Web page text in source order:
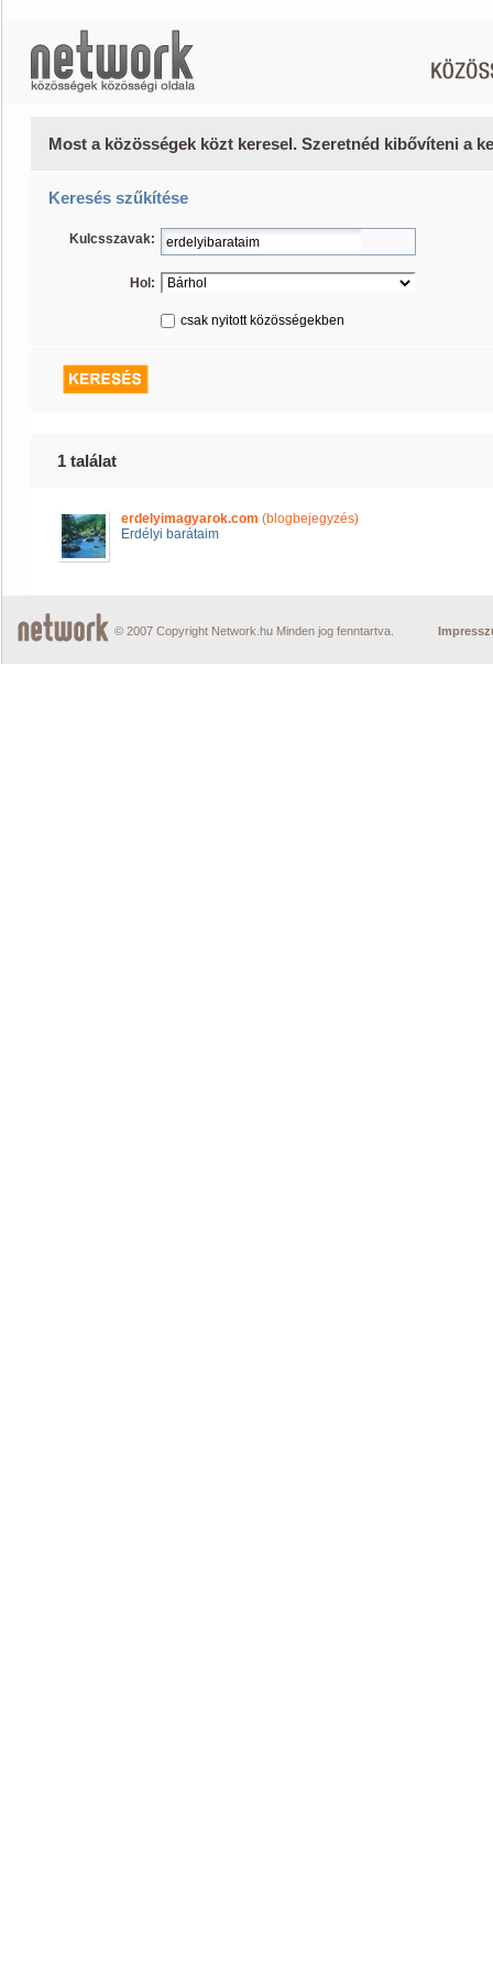
Most a közösségek közt keresel. Szeretnéd kibővíteni a
Keresés szűkítése
Kulcsszavak:
Hol:
csak nyitott közösségekben
1 találat
erdelyimagyarok.com (blogbejegyzés)
Erdélyi barátaim
© 2007 Copyright Network.hu Minden jog fenntartva.